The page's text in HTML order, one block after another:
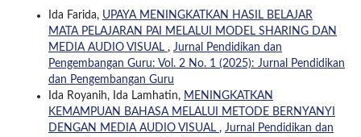
Ida Farida, UPAYA MENINGKATKAN HASIL BELAJAR
MATA PELAJARAN PAI MELALUI MODEL SHARING DAN
MEDIA AUDIO VISUAL , Jurnal Pendidikan dan
Pengembangan Guru: Vol. 2 No. 1 (2025): Jurnal Pendidikan
dan Pengembangan Guru
Ida Royanih, Ida Lamhatin, MENINGKATKAN
KEMAMPUAN BAHASA MELALUI METODE BERNYANYI
DENGAN MEDIA AUDIO VISUAL , Jurnal Pendidikan dan